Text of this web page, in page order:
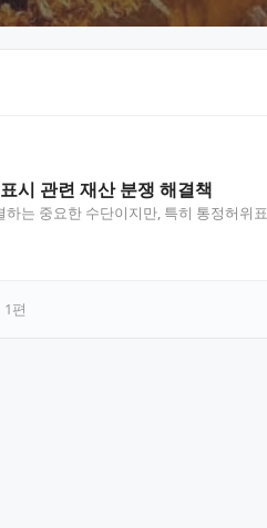
시 관련 재산 분쟁 해결책
는 중요한 수단이지만, 특히 통정허위
요. 울산에서 민사소송을 준비 중이라면
1편